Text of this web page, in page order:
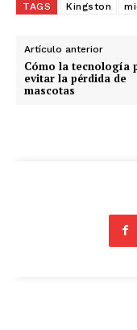
TAGS Kingston
Artículo anterior
Cómo la tecnología
evitar la pérdida de
mascotas